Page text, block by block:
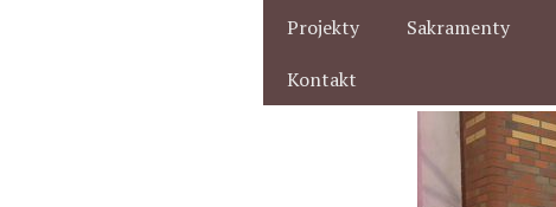
Projekty
Sakramenty
Kontakt